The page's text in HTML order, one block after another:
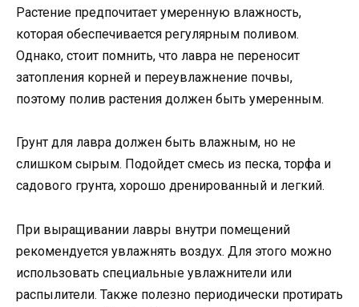
Растение предпочитает умеренную влажность,
которая обеспечивается регулярным поливом.
Однако, стоит помнить, что лавра не переносит
затопления корней и переувлажнение почвы,
поэтому полив растения должен быть умеренным.
Грунт для лавра должен быть влажным, но не
слишком сырым. Подойдет смесь из песка, торфа и
садового грунта, хорошо дренированный и легкий.
При выращивании лавры внутри помещений
рекомендуется увлажнять воздух. Для этого можно
использовать специальные увлажнители или
распылители. Также полезно периодически протирать